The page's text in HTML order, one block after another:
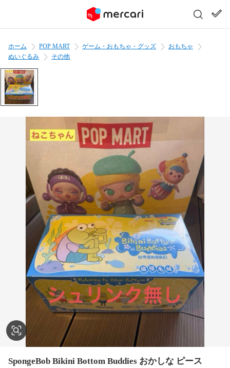
ホーム POP MART ゲーム・おもちゃ・グッズ
おもちゃ
ぬいぐるみ
その他
SpongeBob Bikini Bottom Buddies おかしな ピース